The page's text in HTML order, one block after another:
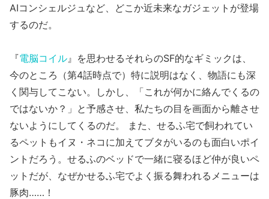
AIコンシェルジュなど、どこか近未来なガジェットが登場
するのだ。
『電脳コイル』を思わせるそれらのSF的なギミックは、
今のところ（第4話時点で）特に説明はなく、物語にも深
く関与してこない。しかし、「これが何かに絡んでくるの
ではないか？」と予感させ、私たちの目を画面から離させ
ないようにしてくるのだ。 また、せるふ宅で飼われてい
るペットもイヌ・ネコに加えてブタがいるのも面白いポイ
ントだろう。せるふのベッドで一緒に寝るほど仲が良いペ
ットだが、なぜかせるふ宅でよく振る舞われるメニューは
豚肉……！